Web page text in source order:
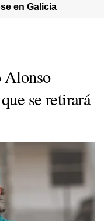
en Galicia
Alonso
se retirará